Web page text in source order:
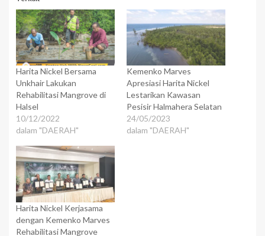
Harita Nickel Bersama
Unkhair Lakukan
Rehabilitasi Mangrove di
Halsel
10/12/2022
dalam "DAERAH"
Kemenko Marves
Apresiasi Harita Nickel
Lestarikan Kawasan
Pesisir Halmahera Selatan
24/05/2023
dalam "DAERAH"
Harita Nickel Kerjasama
dengan Kemenko Marves
Rehabilitasi Mangrove